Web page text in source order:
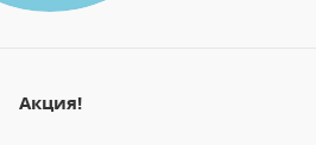
Акция!